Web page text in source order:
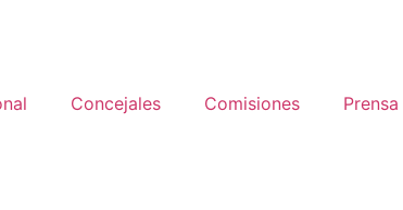
Concejales Comisiones Prensa